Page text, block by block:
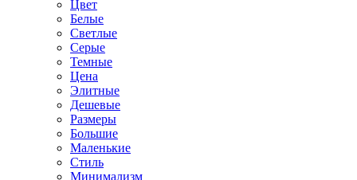
Цвет
Белые
Светлые
Серые
Темные
Цена
Элитные
Дешевые
Размеры
Большие
Маленькие
Стиль
Минимализм